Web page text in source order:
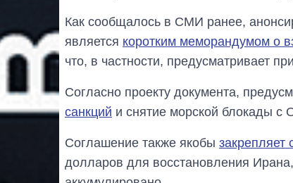
Как сообщалось в СМИ ранее,
является коротким меморандумом о
что, в частности, предусматривает
Согласно проекту документа,
санкций и снятие морской блокады с
Соглашение также якобы закрепляет
долларов для восстановления